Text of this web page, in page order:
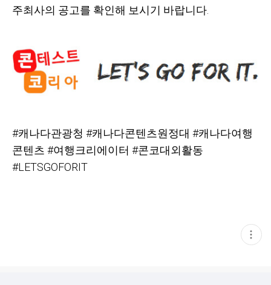
주최사의 공고를 확인해 보시기 바랍니다.
#캐나다관광청 #캐나다콘텐츠원정대 #캐나다여행
콘텐츠 #여행크리에이터 #콘코대외활동
#LETSGOFORIT
현
재